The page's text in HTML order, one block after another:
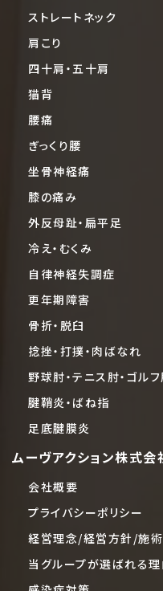
ストレートネック
肩こり
四十肩・五十肩
猫背
腰痛
ぎっくり腰
坐骨神経痛
膝の痛み
外反母趾・扁平足
冷え・むくみ
自律神経失調症
更年期障害
骨折・脱臼
捻挫・打撲・肉ばなれ
野球肘・テニス肘・ゴル
腱鞘炎・ばね指
足底腱膜炎
ムーヴアクション株式会
会社概要
プライバシーポリシー
経営理念/経営方針/施術
当グループが選ばれる理